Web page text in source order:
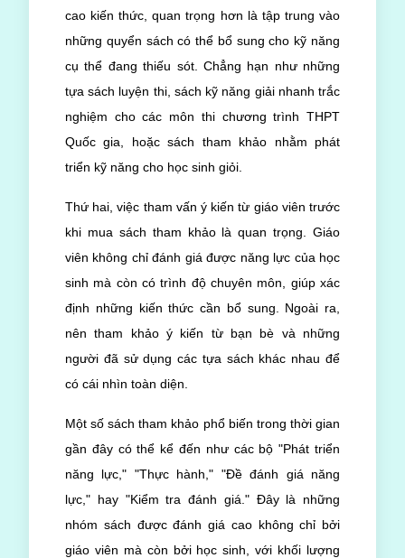
cao kiến thức, quan trọng hơn là tập trung vào
những quyển sách có thể bổ sung cho kỹ năng
cụ thể đang thiếu sót. Chẳng hạn như những
tựa sách luyện thi, sách kỹ năng giải nhanh trắc
nghiệm cho các môn thi chương trình THPT
Quốc gia, hoặc sách tham khảo nhằm phát
triển kỹ năng cho học sinh giỏi.
Thứ hai, việc tham vấn ý kiến từ giáo viên trước
khi mua sách tham khảo là quan trọng. Giáo
viên không chỉ đánh giá được năng lực của học
sinh mà còn có trình độ chuyên môn, giúp xác
định những kiến thức cần bổ sung. Ngoài ra,
nên tham khảo ý kiến từ bạn bè và những
người đã sử dụng các tựa sách khác nhau để
có cái nhìn toàn diện.
Một số sách tham khảo phổ biến trong thời gian
gần đây có thể kể đến như các bộ "Phát triển
năng lực," "Thực hành," "Đề đánh giá năng
lực," hay "Kiểm tra đánh giá." Đây là những
nhóm sách được đánh giá cao không chỉ bởi
giáo viên mà còn bởi học sinh, với khối lượng